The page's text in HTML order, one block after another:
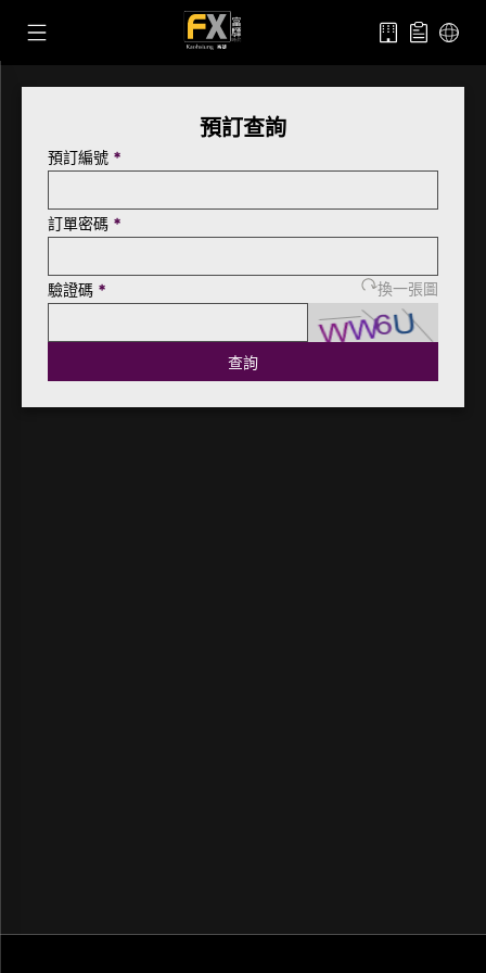
預訂查詢
預訂編號 *
訂單密碼 *
驗證碼 * 換一張圖
查詢